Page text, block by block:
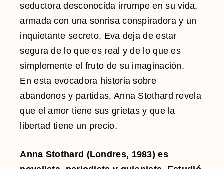
seductora desconocida irrumpe en su vida,
armada con una sonrisa conspiradora y un
inquietante secreto, Eva deja de estar
segura de lo que es real y de lo que es
simplemente el fruto de su imaginación.
En esta evocadora historia sobre
abandonos y partidas, Anna Stothard revela
que el amor tiene sus grietas y que la
libertad tiene un precio.
Anna Stothard (Londres, 1983) es